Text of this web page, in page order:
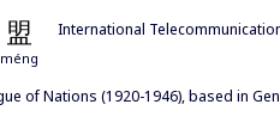
盟
méng
International
of Nations (1920-1946), based in